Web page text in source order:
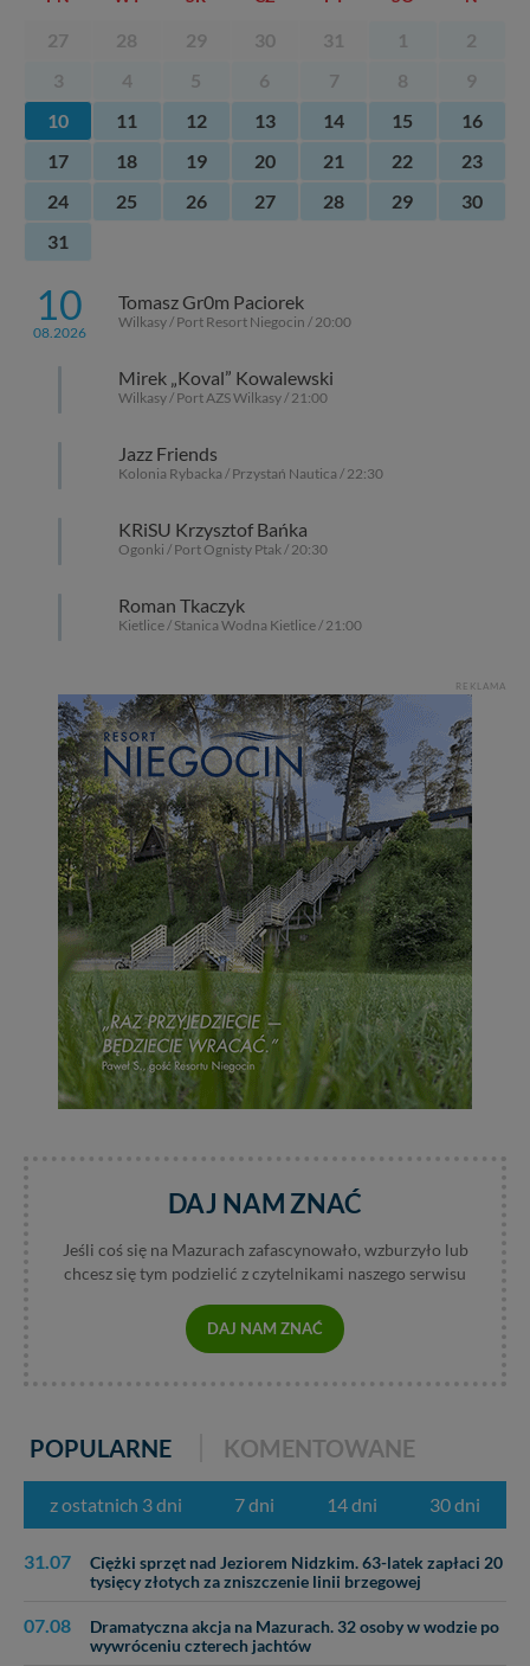
27 28 29 30 31 1
2
3
4 5 6 7 8
9
10
11 12 13 14 15
16
17
18 19 20 21 22
23
24
25 26 27 28 29
30
31
10
08.2026
Tomasz Gr0m Paciorek
Wilkasy / Port Resort Niegocin / 20:00
Mirek „Koval” Kowalewski
Wilkasy / Port AZS Wilkasy / 21:00
Jazz Friends
Kolonia Rybacka / Przystań Nautica / 22:30
KRiSU Krzysztof Bańka
Ogonki / Port Ognisty Ptak / 20:30
Roman Tkaczyk
Kietlice / Stanica Wodna Kietlice / 21:00
REKLAMA
DAJ NAM ZNAĆ
Jeśli coś się na Mazurach zafascynowało, wzburzyło lub
chcesz się tym podzielić z czytelnikami naszego serwisu
DAJ NAM ZNAĆ
POPULARNE KOMENTOWANE
z ostatnich 3 dni 7 dni 14 dni 30 dni
31.07
Ciężki sprzęt nad Jeziorem Nidzkim. 63-latek zapłaci 20
tysięcy złotych za zniszczenie linii brzegowej
07.08
Dramatyczna akcja na Mazurach. 32 osoby w wodzie po
wywróceniu czterech jachtów
zrobić za Ciebie.
Dziękujemy, i życzmy miłego odkrywania Mazur na
nowo...